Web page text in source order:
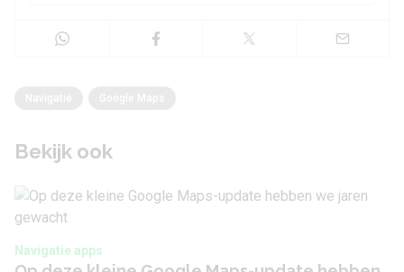
Bekijk ook
Navigatie apps